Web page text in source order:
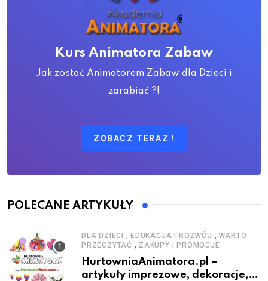
Kurs Animatora Zabaw
Jak zostać Animatorem Zabaw dla Dzieci i
zarabiać ?!
ZOBACZ TERAZ !
POLECANE ARTYKUŁY
DLA DZIECI , EDUKACJA I ROZWÓJ , WARTO
PRZECZYTAĆ , ZAKUPY I PROMOCJE
HurtowniaAnimatora.pl –
artykuły imprezowe, dekoracje,